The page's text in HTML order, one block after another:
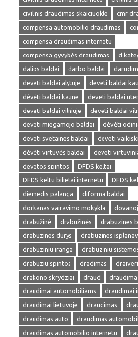
civilinis draudimas skaiciuokle
cmr
compensa automobilio draudimas
compensa draudimas internetu
compensa gyvybės draudimas
d
dalios baldai
darbo baldai
deveti baldai alytuje
deveti baldai
dėvėti baldai kaune
deveti baldai
deveti baldai vilniuje
deveti baldai
deveti miegamojo baldai
dėvėti
deveti svetaines baldai
deveti
dėvėti virtuvės baldai
deveti
devetos spintos
DFDS keltai
DFDS keltu bilietai internetu
DFDS
diemedis palanga
diforma baldai
dorkanas vairavimo mokykla
drabužinė
drabužinės
drabuzines
drabuzines durys
drabuzines
drabuziniu iranga
drabuziniu
drabuziu spintos
dradimas
drakono skrydziai
draud draudima
draudimai automobiliams
draudimai
draudimai lietuvoje
draudimas
draudimas auto
draudimas
draudimas automobilio internetu